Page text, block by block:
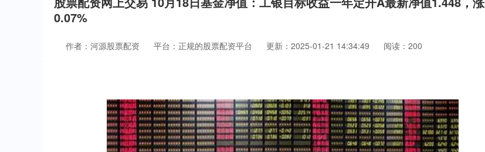
0.07%
作者：河源股票配资 平台：正规的股票配资平台 更新：2025-01-21 14:34:49 阅读：200